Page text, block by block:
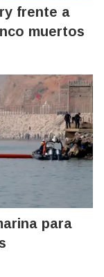
frente a
muertos
para